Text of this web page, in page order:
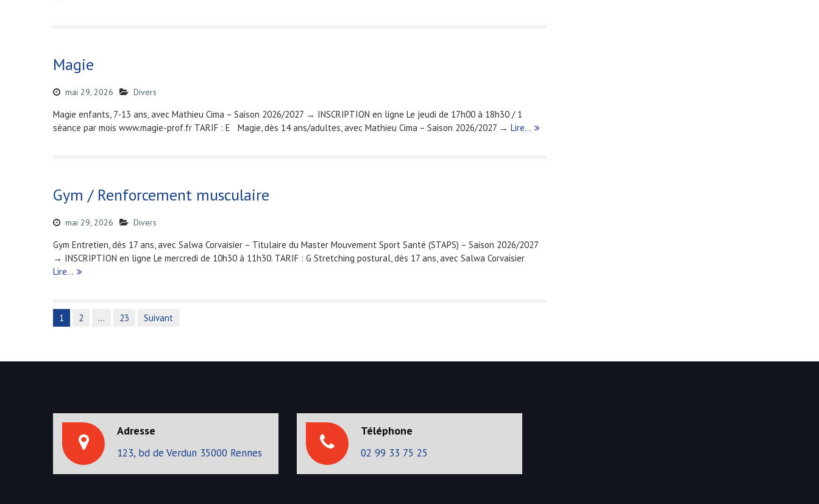
Magie
mai 29, 2026 Divers
Magie enfants, 7-13 ans, avec Mathieu Cima – Saison 2026/2027 → INSCRIPTION en ligne Le jeudi de 17h00 à 18h30 / 1
séance par mois www.magie-prof.fr TARIF : E Magie, dès 14 ans/adultes, avec Mathieu Cima – Saison 2026/2027 → Lire…
Gym / Renforcement musculaire
mai 29, 2026 Divers
Gym Entretien, dès 17 ans, avec Salwa Corvaisier – Titulaire du Master Mouvement Sport Santé (STAPS) – Saison 2026/2027
→ INSCRIPTION en ligne Le mercredi de 10h30 à 11h30. TARIF : G Stretching postural, dès 17 ans, avec Salwa Corvaisier
Lire…
N
g
1 2 … 23 Suivant
Adresse
123, bd de Verdun 35000 Rennes
Téléphone
02 99 33 75 25